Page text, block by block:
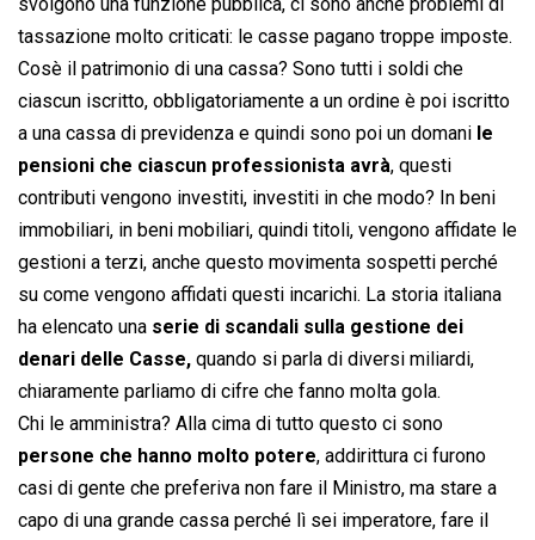
svolgono una funzione pubblica, ci sono anche problemi di
tassazione molto criticati: le casse pagano troppe imposte.
Cosè il patrimonio di una cassa? Sono tutti i soldi che
ciascun iscritto, obbligatoriamente a un ordine è poi iscritto
a una cassa di previdenza e quindi sono poi un domani le
pensioni che ciascun professionista avrà, questi
contributi vengono investiti, investiti in che modo? In beni
immobiliari, in beni mobiliari, quindi titoli, vengono affidate le
gestioni a terzi, anche questo movimenta sospetti perché
su come vengono affidati questi incarichi. La storia italiana
ha elencato una serie di scandali sulla gestione dei
denari delle Casse, quando si parla di diversi miliardi,
chiaramente parliamo di cifre che fanno molta gola.
Chi le amministra? Alla cima di tutto questo ci sono
persone che hanno molto potere, addirittura ci furono
casi di gente che preferiva non fare il Ministro, ma stare a
capo di una grande cassa perché lì sei imperatore, fare il